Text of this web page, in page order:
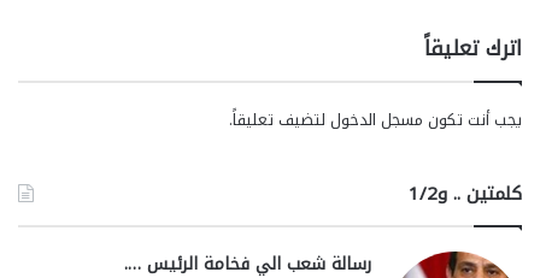
اترك تعليقاً
يجب أنت تكون مسجل الدخول لتضيف تعليقاً.
كلمتين .. و1/2
رسالة شعب الي فخامة الرئيس ….